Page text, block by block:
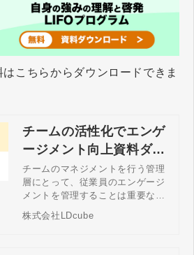
こちらからダウンロードできま
チームの活性化でエンゲ
ージメント向上資料ダウ
ンロード
チームのマネジメントを行う管理
層にとって、従業員のエンゲージ
メントを管理することは重要な役
が低下してしまうと、生産性の低
株式会社LDcube